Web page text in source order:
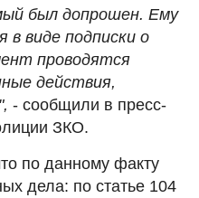
был допрошен. Ему
в виде подписки о
проводятся
действия,
- сообщили в пресс-
ЗКО.
по данному факту
дела: по статье 104